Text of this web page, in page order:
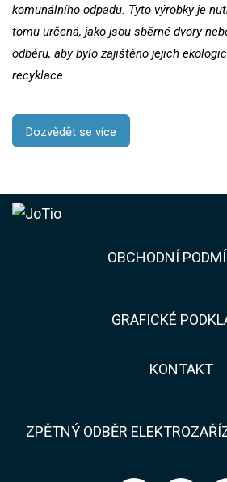
komunálního odpadu. Tyto výrobky je
tomu určená, jako jsou sběrné dvory
odběru, aby bylo zajištěno jejich
recyklace.
Dozvědět se více
​​OBCHODNÍ
GRAFICKÉ
KONTAKT​​
ZPĚTNÝ ODBĚR